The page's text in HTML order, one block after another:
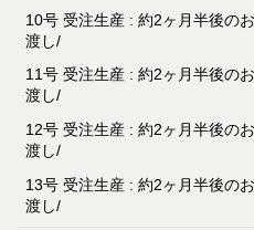
10号 受注生産 : 約2ヶ月半後のお
渡し
11号 受注生産 : 約2ヶ月半後のお
渡し
12号 受注生産 : 約2ヶ月半後のお
渡し
13号 受注生産 : 約2ヶ月半後のお
渡し